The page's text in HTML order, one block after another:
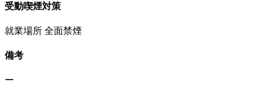
受動喫煙対策
就業場所 全面禁煙
備考
ー